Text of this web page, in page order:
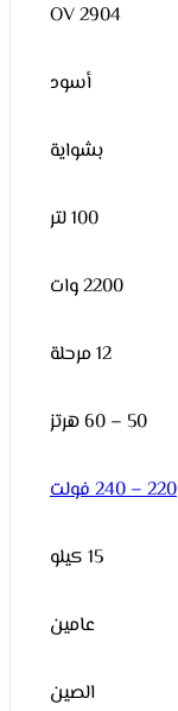
OV 2904
أسود
بشواية
100 لتر
2200 وات
12 مرحلة
50 – 60 هرتز
220 – 240 فولت
15 كيلو
عامين
الصين